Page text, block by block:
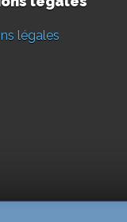
légales